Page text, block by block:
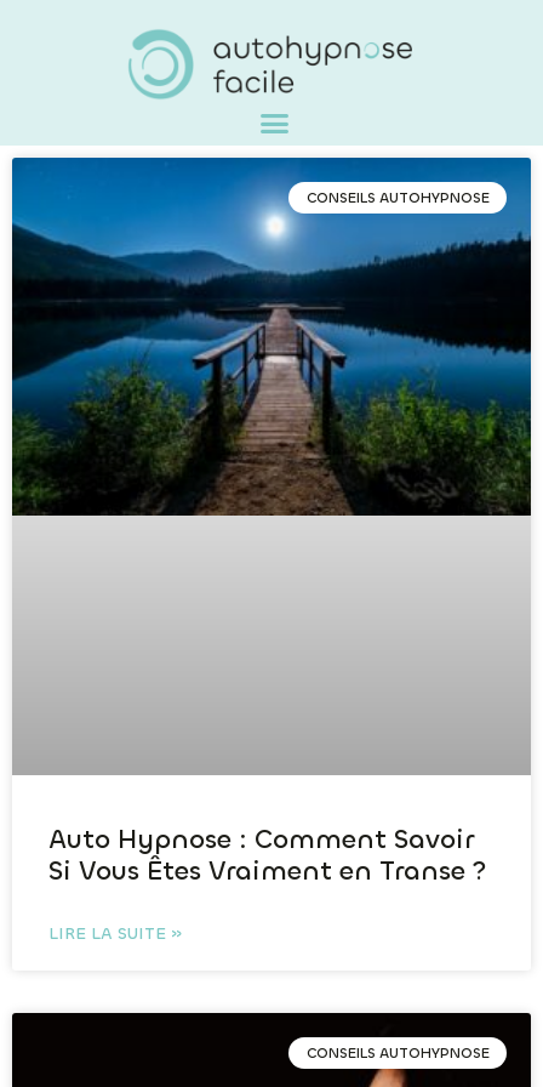
CONSEILS AUTOHYPNOSE
Auto Hypnose : Comment Savoir
Si Vous Êtes Vraiment en Transe ?
LIRE LA SUITE »
CONSEILS AUTOHYPNOSE